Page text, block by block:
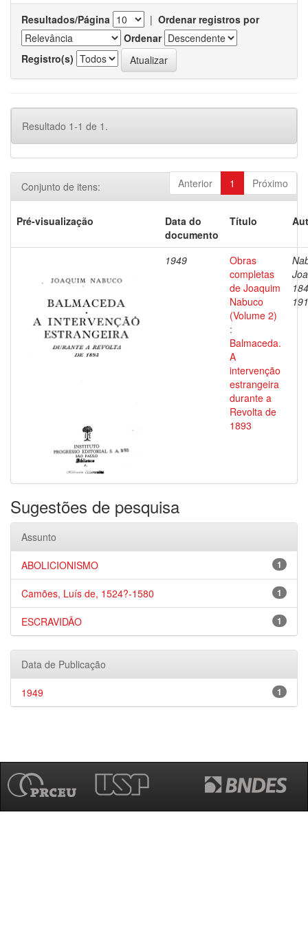
Resultados/Página | Ordenar registros por
Ordenar
Registro(s)
Resultado 1-1 de 1.
Anterior 1 Próximo
Conjunto de itens:
Pré-visualização
Data do
documento
Título
1949
Obras
completas
de Joaquim
Nabuco
(Volume 2)
:
Balmaceda.
A
intervenção
estrangeira
durante a
Revolta de
1893
Sugestões de pesquisa
Assunto
1
ABOLICIONISMO
1
Camões, Luís de, 1524?-1580
1
ESCRAVIDÃO
Data de Publicação
1
1949